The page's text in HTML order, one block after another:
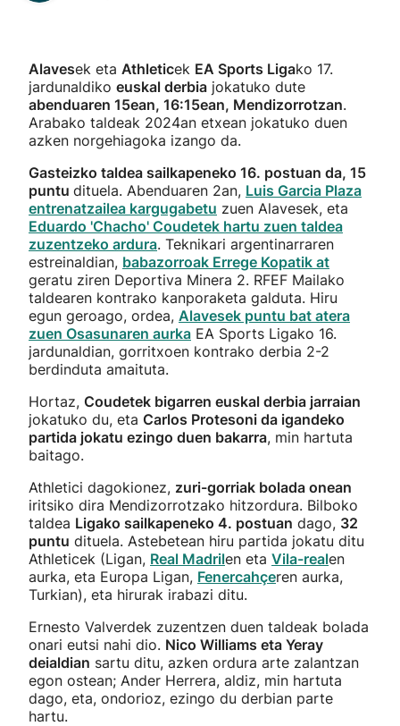
Alavesek eta Athleticek EA Sports Ligako 17.
jardunaldiko euskal derbia jokatuko dute
abenduaren 15ean, 16:15ean, Mendizorrotzan.
Arabako taldeak 2024an etxean jokatuko duen
azken norgehiagoka izango da.
Gasteizko taldea sailkapeneko 16. postuan da, 15
puntu dituela. Abenduaren 2an, Luis Garcia Plaza
entrenatzailea kargugabetu zuen Alavesek, eta
Eduardo 'Chacho' Coudetek hartu zuen taldea
zuzentzeko ardura. Teknikari argentinarraren
estreinaldian, babazorroak Errege Kopatik at
geratu ziren Deportiva Minera 2. RFEF Mailako
taldearen kontrako kanporaketa galduta. Hiru
egun geroago, ordea, Alavesek puntu bat atera
zuen Osasunaren aurka EA Sports Ligako 16.
jardunaldian, gorritxoen kontrako derbia 2-2
berdinduta amaituta.
Hortaz, Coudetek bigarren euskal derbia jarraian
jokatuko du, eta Carlos Protesoni da igandeko
partida jokatu ezingo duen bakarra, min hartuta
baitago.
Athletici dagokionez, zuri-gorriak bolada onean
iritsiko dira Mendizorrotzako hitzordura. Bilboko
taldea Ligako sailkapeneko 4. postuan dago, 32
puntu dituela. Astebetean hiru partida jokatu ditu
Athleticek (Ligan, Real Madrilen eta Vila-realen
aurka, eta Europa Ligan, Fenercahçeren aurka,
Turkian), eta hirurak irabazi ditu.
Ernesto Valverdek zuzentzen duen taldeak bolada
onari eutsi nahi dio. Nico Williams eta Yeray
deialdian sartu ditu, azken ordura arte zalantzan
egon ostean; Ander Herrera, aldiz, min hartuta
dago, eta, ondorioz, ezingo du derbian parte
hartu.